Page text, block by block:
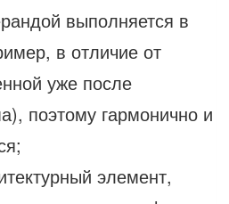
выполняется в
в отличие от
уже после
поэтому гармонично и
элемент,